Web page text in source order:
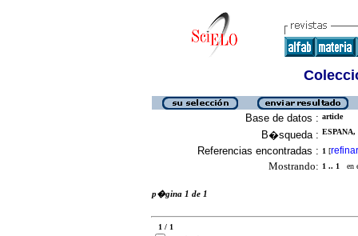
Base de datos : article
B�squeda :
Referencias encontradas : 1 [refinar
Mostrando: 1 .. 1 en
p�gina 1 de 1
1 / 1